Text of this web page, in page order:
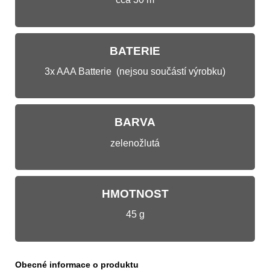
BATERIE
3x AAA Batterie (nejsou součástí výrobku)
BARVA
zelenožlutá
HMOTNOST
45 g
Obecné informace o produktu